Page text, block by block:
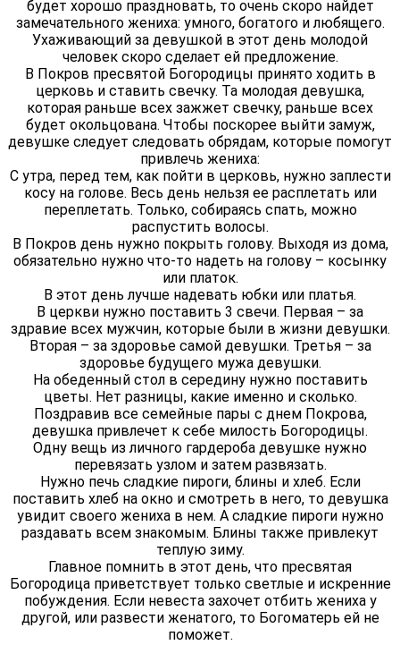
будет хорошо праздновать, то очень скоро найдет
замечательного жениха: умного, богатого и любящего.
Ухаживающий за девушкой в этот день молодой
человек скоро сделает ей предложение.
В Покров пресвятой Богородицы принято ходить в
церковь и ставить свечку. Та молодая девушка,
которая раньше всех зажжет свечку, раньше всех
будет окольцована. Чтобы поскорее выйти замуж,
девушке следует следовать обрядам, которые помогут
привлечь жениха:
С утра, перед тем, как пойти в церковь, нужно заплести
косу на голове. Весь день нельзя ее расплетать или
переплетать. Только, собираясь спать, можно
распустить волосы.
В Покров день нужно покрыть голову. Выходя из дома,
обязательно нужно что-то надеть на голову – косынку
или платок.
В этот день лучше надевать юбки или платья.
В церкви нужно поставить 3 свечи. Первая – за
здравие всех мужчин, которые были в жизни девушки.
Вторая – за здоровье самой девушки. Третья – за
здоровье будущего мужа девушки.
На обеденный стол в середину нужно поставить
цветы. Нет разницы, какие именно и сколько.
Поздравив все семейные пары с днем Покрова,
девушка привлечет к себе милость Богородицы.
Одну вещь из личного гардероба девушке нужно
перевязать узлом и затем развязать.
Нужно печь сладкие пироги, блины и хлеб. Если
поставить хлеб на окно и смотреть в него, то девушка
увидит своего жениха в нем. А сладкие пироги нужно
раздавать всем знакомым. Блины также привлекут
теплую зиму.
Главное помнить в этот день, что пресвятая
Богородица приветствует только светлые и искренние
побуждения. Если невеста захочет отбить жениха у
другой, или развести женатого, то Богоматерь ей не
поможет.